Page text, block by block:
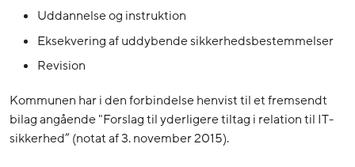
Uddannelse og instruktion
Eksekvering af uddybende sikkerhedsbestemmelser
Revision
Kommunen har i den forbindelse henvist til et fremsendt
bilag angående "Forslag til yderligere tiltag i relation til IT-
sikkerhed” (notat af 3. november 2015).